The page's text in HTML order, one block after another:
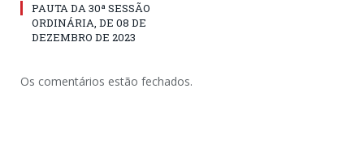
PAUTA DA 30ª SESSÃO
ORDINÁRIA, DE 08 DE
DEZEMBRO DE 2023
Os comentários estão fechados.